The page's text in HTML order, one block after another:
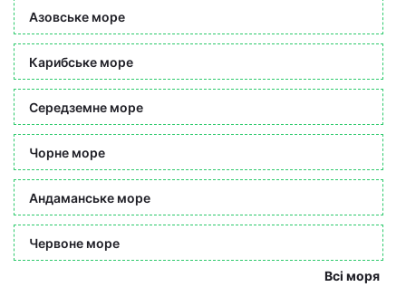
Азовське море
Карибське море
Середземне море
Чорне море
Андаманське море
Червоне море
Всі моря